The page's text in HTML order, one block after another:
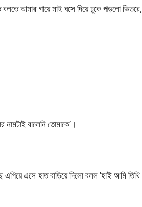
আমার গায়ে মাই ঘসে দিয়ে ঢুকে পড়লো ভিতরে,
বালেনি তোমাকে’।
এসে হাত বাড়িয়ে দিলো বলল ’হাই আমি তিথি